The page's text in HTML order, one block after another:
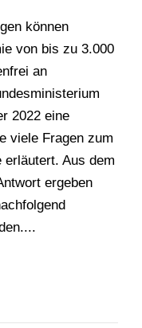
können
von bis zu 3.000
an
2022 eine
viele Fragen zum
erläutert. Aus dem
ergeben